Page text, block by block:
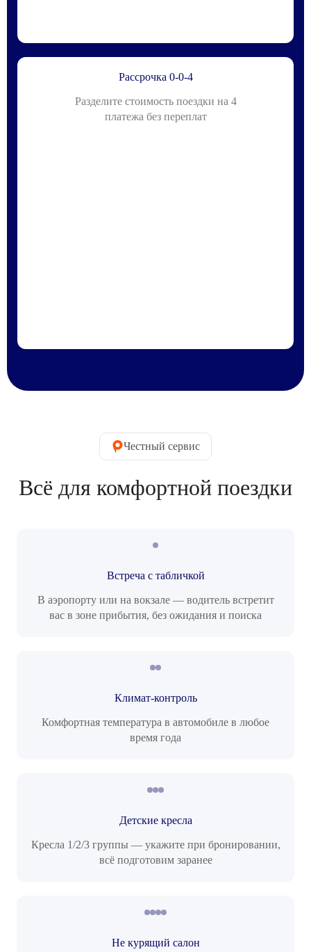
Рассрочка 0-0-4
Разделите стоимость поездки на 4
платежа без переплат
Честный сервис
Всё для комфортной поездки
Встреча с табличкой
В аэропорту или на вокзале — водитель встретит
вас в зоне прибытия, без ожидания и поиска
Климат-контроль
Комфортная температура в автомобиле в любое
время года
Детские кресла
Кресла 1/2/3 группы — укажите при бронировании,
всё подготовим заранее
Не курящий салон